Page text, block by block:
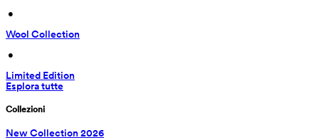
•
Wool Collection
•
Limited Edition
Esplora tutte
Collezioni
New Collection 2026